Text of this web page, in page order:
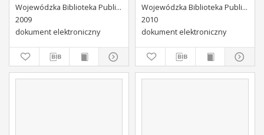
Wojewódzka Biblioteka Publiczna (Kielce). Dział Informacji i Bibliografii Regionalnej
2009
dokument elektroniczny
Wojewódzka Biblioteka Publiczna (Kielce). Dział Informacji i Bibliografii Regionalnej
2010
dokument elektroniczny